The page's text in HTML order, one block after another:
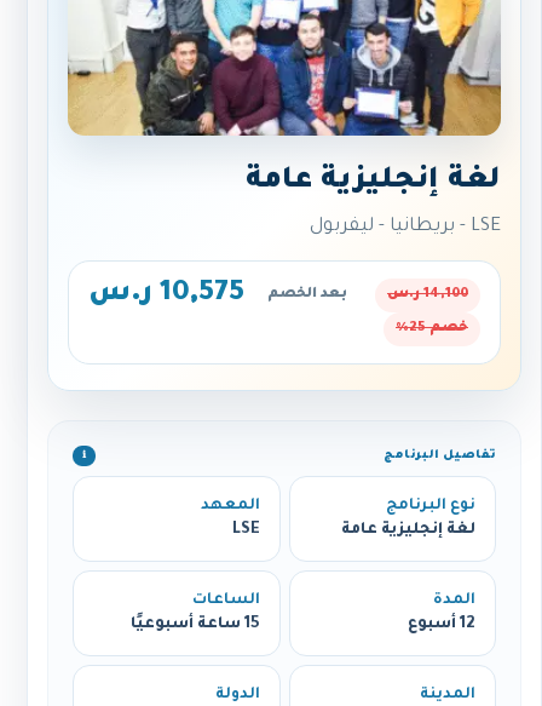
لغة إنجليزية عامة
LSE - بريطانيا - ليفربول
14,100 ر.س بعد الخصم 10,575 ر.س
خصم 25%
تفاصيل البرنامج ℹ️
نوع البرنامج
لغة إنجليزية عامة
المعهد
LSE
المدة
12 أسبوع
الساعات
15 ساعة أسبوعيًا
المدينة
الدولة